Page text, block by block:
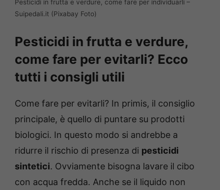
Pesticidi in frutta e verdure, come fare per individuarli –
Suipedali.it (Pixabay Foto)
Pesticidi in frutta e verdure,
come fare per evitarli? Ecco
tutti i consigli utili
Come fare per evitarli? In primis, il consiglio
principale, è quello di puntare su prodotti
biologici. In questo modo si andrebbe a
ridurre il rischio di presenza di pesticidi
sintetici. Ovviamente bisogna lavare il cibo
con acqua fredda. Anche se il liquido non